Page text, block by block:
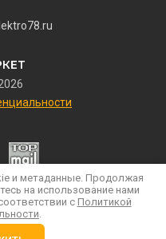
и метаданные. Продолжая
на использование нами
с Политикой
.